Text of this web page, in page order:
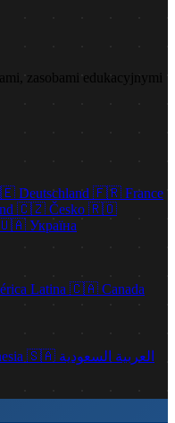
zasobami edukacyjnymi
Deutschland 🇫🇷 France
🇨🇿 Česko 🇷🇴
Україна
Latina 🇨🇦 Canada
🇸🇦 العربية السعودية